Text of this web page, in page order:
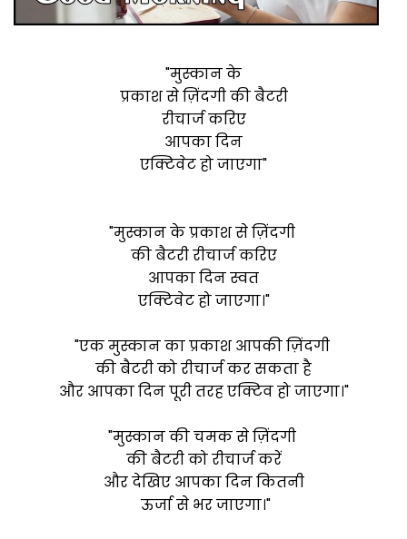
"मुस्कान के
प्रकाश से ज़िंदगी की बैटरी
रीचार्ज करिए
आपका दिन
एक्टिवेट हो जाएगा"
"मुस्कान के प्रकाश से ज़िंदगी
की बैटरी रीचार्ज करिए
आपका दिन स्वत
एक्टिवेट हो जाएगा।"
"एक मुस्कान का प्रकाश आपकी ज़िंदगी
की बैटरी को रीचार्ज कर सकता है
और आपका दिन पूरी तरह एक्टिव हो जाएगा।"
"मुस्कान की चमक से ज़िंदगी
की बैटरी को रीचार्ज करें
और देखिए आपका दिन कितनी
ऊर्जा से भर जाएगा।"